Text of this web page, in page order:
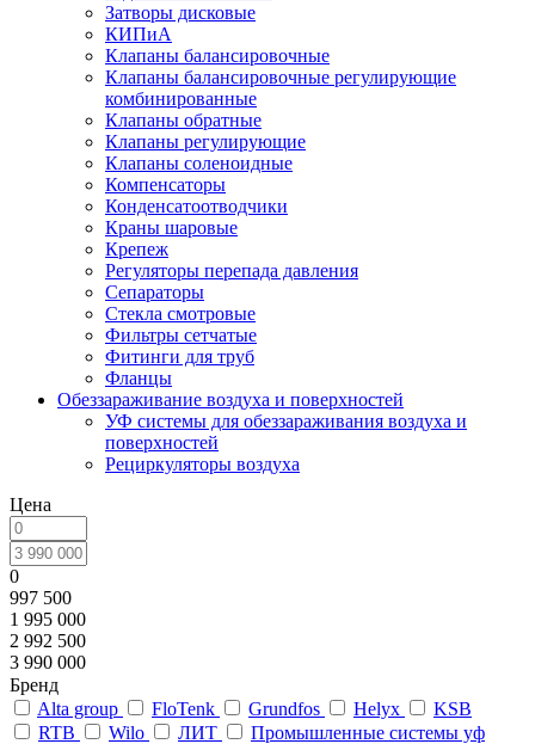
Затворы дисковые
КИПиА
Клапаны балансировочные
Клапаны балансировочные регулирующие
комбинированные
Клапаны обратные
Клапаны регулирующие
Клапаны соленоидные
Компенсаторы
Конденсатоотводчики
Краны шаровые
Крепеж
Регуляторы перепада давления
Сепараторы
Стекла смотровые
Фильтры сетчатые
Фитинги для труб
Фланцы
Обеззараживание воздуха и поверхностей
УФ системы для обеззараживания воздуха и
поверхностей
Рециркуляторы воздуха
Цена
0
997 500
1 995 000
2 992 500
3 990 000
Бренд
Alta group
FloTenk Grundfos Helyx
KSB
RTB
Wilo ЛИТ
Промышленные системы уф